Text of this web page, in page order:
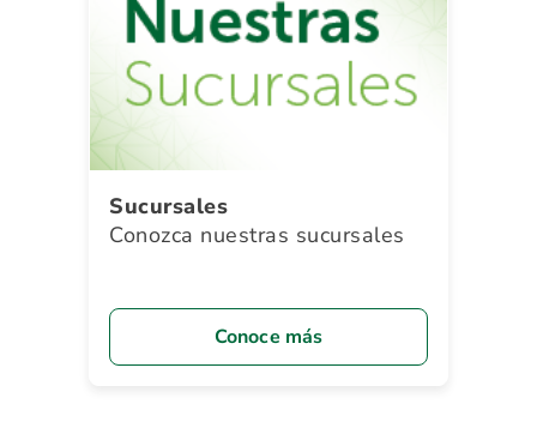
Sucursales
Conozca nuestras sucursales
Conoce más